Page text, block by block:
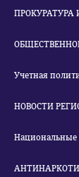
ПРОКУРАТУРА
Учетная
НОВОСТИ
Национальные